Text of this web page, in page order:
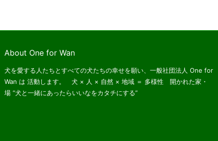
About One for Wan
犬を愛する人たちとすべての犬たちの幸せを願い、一般社団法人 One for
Wan は 活動します。 犬 × 人 × 自然 × 地域 ＝ 多様性 開かれた家・
場“犬と一緒にあったらいいなをカタチにする”